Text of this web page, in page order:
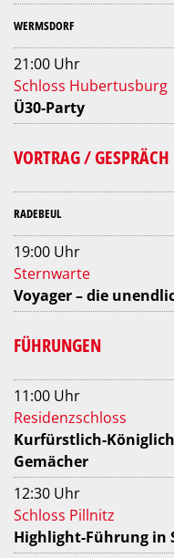
WERMSDORF
21:00 Uhr
Schloss Hubertusburg
Ü30-Party
VORTRAG / GESPRÄCH
RADEBEUL
19:00 Uhr
Sternwarte
Voyager – die
FÜHRUNGEN
11:00 Uhr
Residenzschloss
Kurfürstlich-
Gemächer
12:30 Uhr
Schloss Pillnitz
Highlight-Führung in